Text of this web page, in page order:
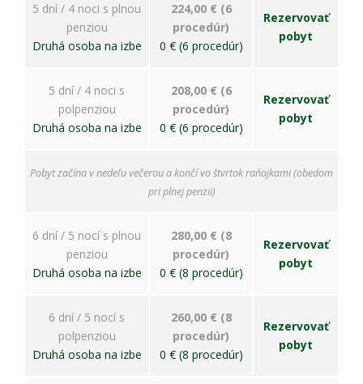
5 dní / 4 noci s plnou
penziou
Druhá osoba na izbe
224,00 € (6
procedúr)
0 € (6 procedúr)
Rezervovať
pobyt
5 dní / 4 noci s
polpenziou
Druhá osoba na izbe
208,00 € (6
procedúr)
0 € (6 procedúr)
Rezervovať
pobyt
Pobyt začína v nedeľu večerou a končí vo štvrtok raňajkami (obedom
pri plnej penzii)
6 dní / 5 nocí s plnou
penziou
Druhá osoba na izbe
280,00 € (8
procedúr)
0 € (8 procedúr)
Rezervovať
pobyt
6 dní / 5 nocí s
polpenziou
Druhá osoba na izbe
260,00 € (8
procedúr)
0 € (8 procedúr)
Rezervovať
pobyt